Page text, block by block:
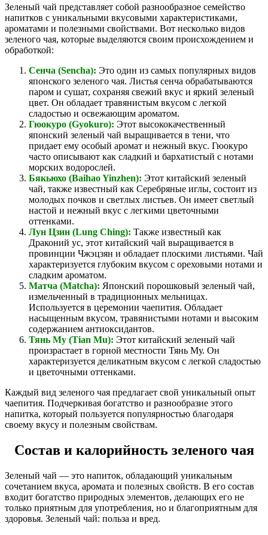
Зеленый чай представляет собой разнообразное семейство
напитков с уникальными вкусовыми характеристиками,
ароматами и полезными свойствами. Вот несколько видов
зеленого чая, которые выделяются своим происхождением и
обработкой:
Сенча (Sencha): Это один из самых популярных видов
японского зеленого чая. Листья сенча обрабатываются
паром и сушат, сохраняя свежий вкус и яркий зеленый
цвет. Он обладает травянистым вкусом с легкой
сладостью и освежающим ароматом.
Гюокуро (Gyokuro): Этот высококачественный
японский зеленый чай выращивается в тени, что
придает ему особый аромат и нежный вкус. Гюокуро
часто описывают как сладкий и бархатистый с нотами
морских водорослей.
Бякьюхо (Baihao Yinzhen): Этот китайский зеленый
чай, также известный как Серебряные иглы, состоит из
молодых почков и светлых листьев. Он имеет светлый
настой и нежный вкус с легкими цветочными
оттенками.
Лун Цзин (Lung Ching): Также известный как
Драконий ус, этот китайский чай выращивается в
провинции Чжэцзян и обладает плоскими листьями. Чай
характеризуется глубоким вкусом с ореховыми нотами и
сладким ароматом.
Матча (Matcha): Японский порошковый зеленый чай,
измельченный в традиционных мельницах.
Используется в церемонии чаепития. Обладает
насыщенным вкусом, травянистыми нотами и высоким
содержанием антиоксидантов.
Тянь Му (Tian Mu): Этот китайский зеленый чай
произрастает в горной местности Тянь Му. Он
характеризуется деликатным вкусом с легкой сладостью
и цветочными оттенками.
Каждый вид зеленого чая предлагает свой уникальный опыт
чаепития. Подчеркивая богатство и разнообразие этого
напитка, который пользуется популярностью благодаря
своему вкусу и полезным свойствам.
Состав и калорийность зеленого чая
Зеленый чай — это напиток, обладающий уникальным
сочетанием вкуса, аромата и полезных свойств. В его состав
входит богатство природных элементов, делающих его не
только приятным для употребления, но и благоприятным для
здоровья. Зеленый чай: польза и вред.